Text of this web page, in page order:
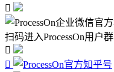

扫码进入ProcessOn用户群

